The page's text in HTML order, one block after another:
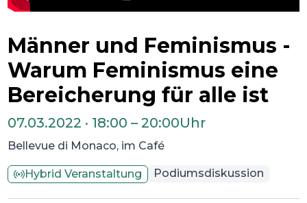
Männer und Feminismus -
Warum Feminismus eine
Bereicherung für alle ist
07.03.2022 · 18:00 –20:00Uhr
Bellevue di Monaco, im Café
Hybrid Veranstaltung Podiumsdiskussion